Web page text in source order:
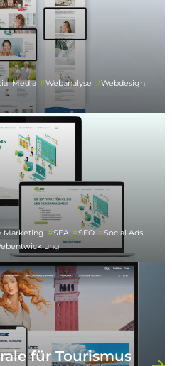
Media Webanalyse
Webdesign
Marketing SEA SEO
Social Ads
für Tourismus